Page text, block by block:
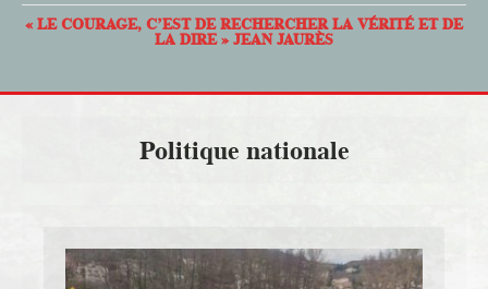
« LE COURAGE, C’EST DE RECHERCHER LA VÉRITÉ ET DE
LA DIRE » JEAN JAURÈS
Politique nationale